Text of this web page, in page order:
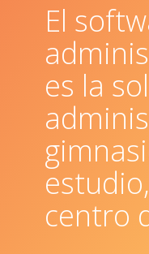
El
es la
estudio,
centro